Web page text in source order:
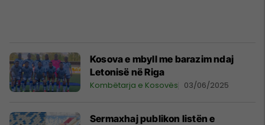
Kosova e mbyll me barazim ndaj
Letonisë në Riga
Kombëtarja e Kosovës 03/06/2025
Sermaxhaj publikon listën e